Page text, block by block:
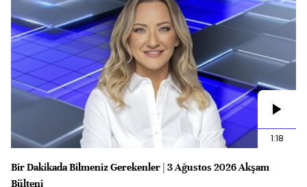
1:18
Bir Dakikada Bilmeniz Gerekenler | 3 Ağustos 2026 Akşam
Bülteni